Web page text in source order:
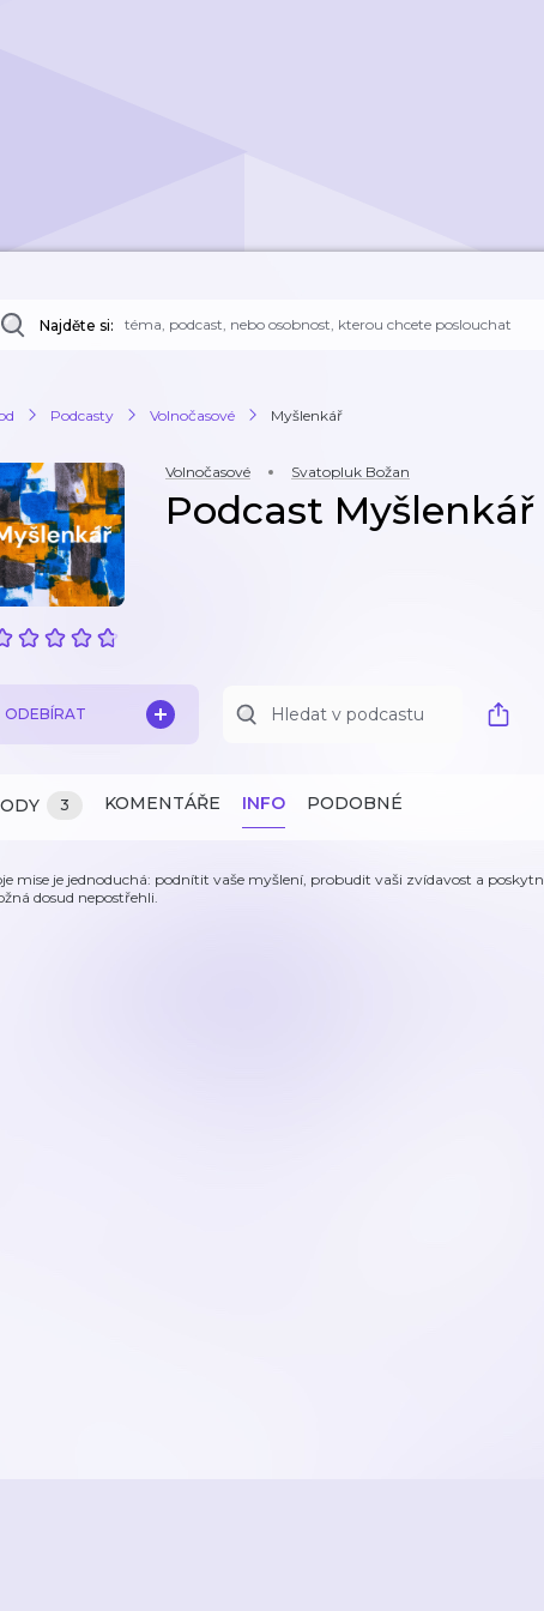
Najděte si:
Podcasty Volnočasové Myšlenkář
Volnočasové Svatopluk Božan
Podcast Myšlenkář
ODEBÍRAT
3 KOMENTÁŘE INFO PODOBNÉ
mise je jednoduchá: podnítit vaše myšlení, probudit vaši zvídavost a
dosud nepostřehli.